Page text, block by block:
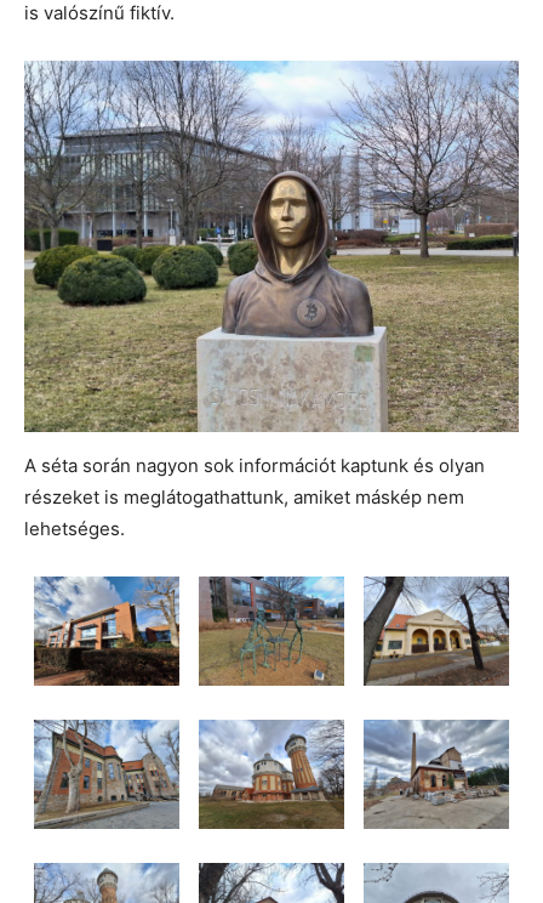
is valószínű fiktív.
A séta során nagyon sok információt kaptunk és olyan
részeket is meglátogathattunk, amiket máskép nem
lehetséges.